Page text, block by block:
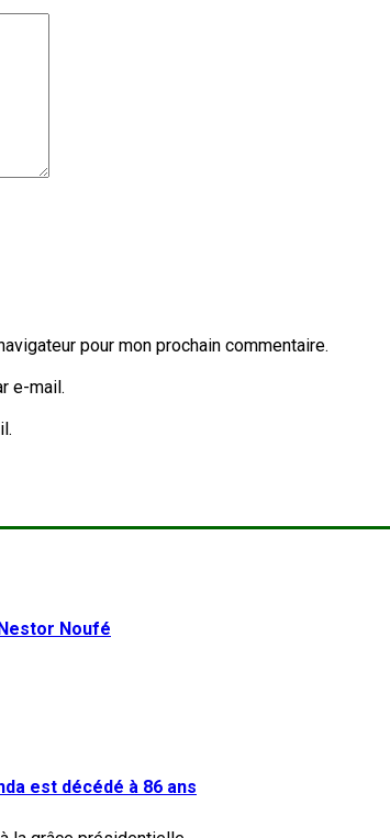
pour mon prochain commentaire.
e-mail.
Noufé
est décédé à 86 ans